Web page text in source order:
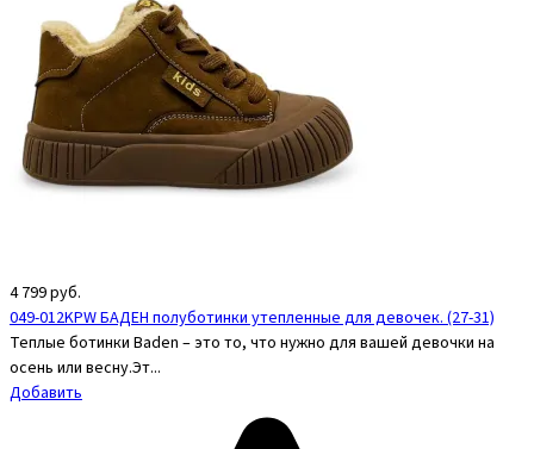
4 799руб.
049-012KPW БАДЕН полуботинки утепленные для девочек. (27-31)
Теплые ботинки Baden – это то, что нужно для вашей девочки на
осень или весну.Эт...
Добавить